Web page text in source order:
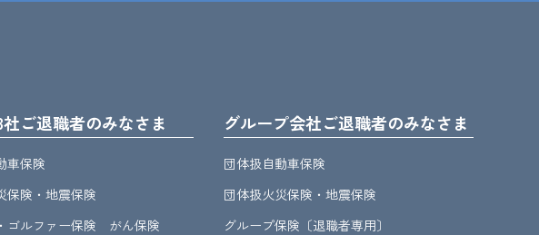
社ご退職者のみなさま
車保険
保険・地震保険
ゴルファー保険 がん保険
グループ会社ご退職者のみなさま
団体扱自動車保険
団体扱火災保険・地震保険
グループ保険〔退職者専用〕